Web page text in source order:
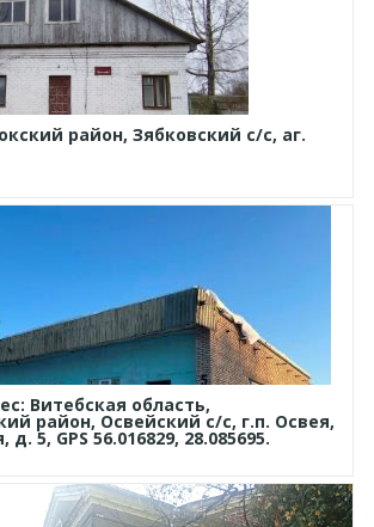
район, Зябковский с/с, аг.
Витебская область,
район, Освейский с/с, г.п. Освея,
5, GPS 56.016829, 28.085695.